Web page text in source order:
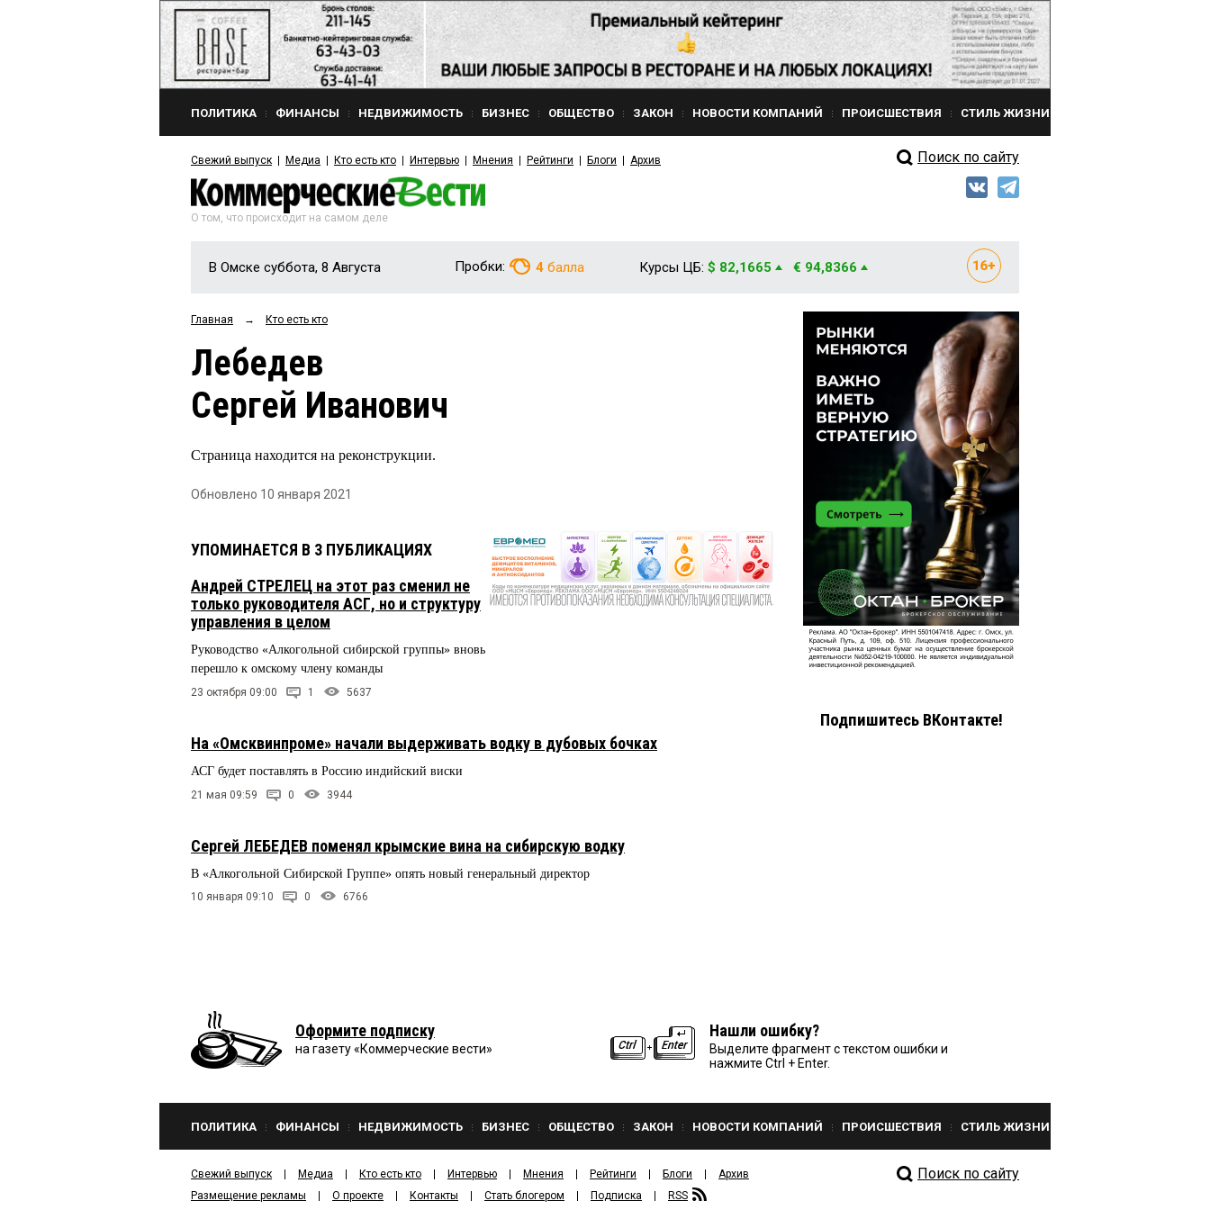
ПОЛИТИКА ФИНАНСЫ НЕДВИЖИМОСТЬ БИЗНЕС ОБЩЕСТВО ЗАКОН НОВОСТИ КОМПАНИЙ ПРОИСШЕСТВИЯ СТИЛЬ ЖИЗНИ
Свежий выпуск Медиа Кто есть кто Интервью Мнения Рейтинги Блоги Архив Поиск по сайту
О том, что происходит на самом деле
В Омске суббота, 8 Августа Пробки: 4 балла Курсы ЦБ: $ 82,1665 € 94,8366
Главная → Кто есть кто
Лебедев
Сергей Иванович
Страница находится на реконструкции.
Обновлено 10 января 2021
УПОМИНАЕТСЯ В 3 ПУБЛИКАЦИЯХ
Андрей СТРЕЛЕЦ на этот раз сменил не
только руководителя АСГ, но и структуру
управления в целом
Руководство «Алкогольной сибирской группы» вновь
перешло к омскому члену команды
23 октября 09:00 1 5637
На «Омсквинпроме» начали выдерживать водку в дубовых бочках
АСГ будет поставлять в Россию индийский виски
21 мая 09:59 0 3944
Сергей ЛЕБЕДЕВ поменял крымские вина на сибирскую водку
В «Алкогольной Сибирской Группе» опять новый генеральный директор
10 января 09:10 0 6766
Подпишитесь ВКонтакте!
Оформите подписку
на газету «Коммерческие вести»
Нашли ошибку?
Выделите фрагмент с текстом ошибки и
нажмите Ctrl + Enter.
ПОЛИТИКА ФИНАНСЫ НЕДВИЖИМОСТЬ БИЗНЕС ОБЩЕСТВО ЗАКОН НОВОСТИ КОМПАНИЙ ПРОИСШЕСТВИЯ СТИЛЬ ЖИЗНИ
Свежий выпуск Медиа Кто есть кто Интервью Мнения Рейтинги Блоги
Архив
Размещение рекламы
О проекте Контакты Стать блогером Подписка RSS
Поиск по сайту